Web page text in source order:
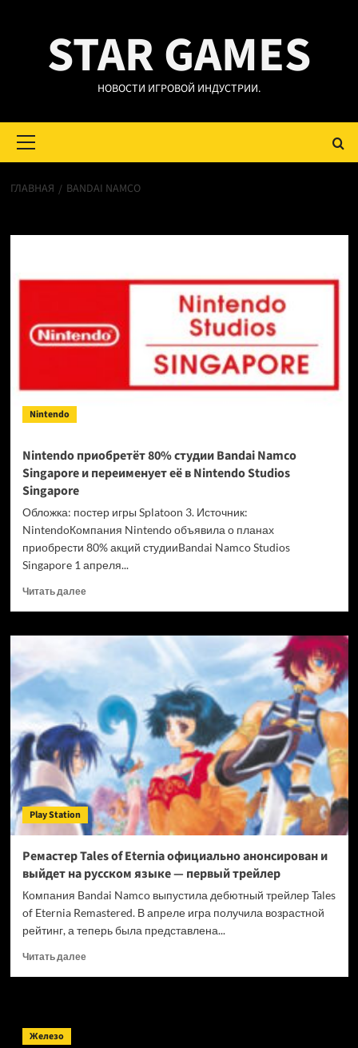
содержимомуSTAR GAMES
НОВОСТИ ИГРОВОЙ ИНДУСТРИИ.
меню
ГЛАВНАЯ BANDAI NAMCO
Nintendo
Nintendo приобретёт 80% студии Bandai Namco
Singapore и переименует её в Nintendo Studios
Singapore
Обложка: постер игры Splatoon 3. Источник:
NintendoКомпания Nintendo объявила о планах
приобрести 80% акций студииBandai Namco Studios
Singapore 1 апреля...
Читать далееПрочитать
Nintendo
80%
Bandai
Namco
Singapore
и переименует
её в Nintendo
Studios
Singapore
Play Station
Ремастер Tales of Eternia официально анонсирован и
выйдет на русском языке — первый трейлер
Компания Bandai Namco выпустила дебютный трейлер Tales
of Eternia Remastered. В апреле игра получила возрастной
рейтинг, а теперь была представлена...
Читать далееПрочитать
Поиск
Железо